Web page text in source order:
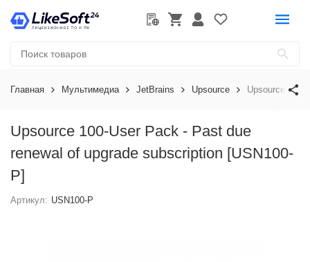
Главная Мультимедиа JetBrains Upsource Upsource 100-
Upsource 100-User Pack - Past due
renewal of upgrade subscription [USN100-
P]
Артикул: USN100-P